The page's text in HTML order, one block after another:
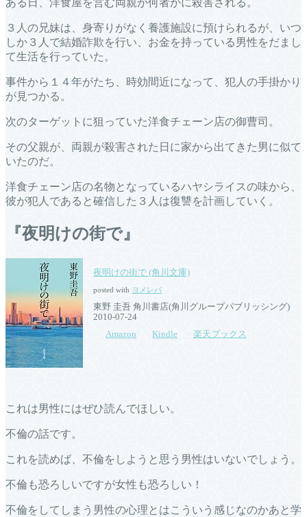
３人の兄妹は、身寄りがなく養護施設に預けられるが、いつ
しか３人で結婚詐欺を行い、お金を持っている男性をだまし
て生活を行っていた。
事件から１４年がたち、時効間近になって、犯人の手掛かり
が見つかる。
次のターゲットに狙っていた洋食チェーン店の御曹司。
その父親が、両親が殺害された日に家から出てきた男に似て
いたのだ。
洋食チェーン店の名物となっているハヤシライスの味から、
彼が犯人であると確信した３人は復讐を計画していく。
『夜明けの街で』
夜明けの街で (角川文庫)
posted with ヨメレバ
東野 圭吾 角川書店(角川グループパブリッシング)
2010-07-24
Amazon
Kindle 楽天ブックス
これは男性にはぜひ読んでほしい。
不倫の話です。
これを読めば、不倫をしようと思う男性はいないでしょう。
不倫も恐ろしいですが女性も恐ろしい！
不倫をしてしまう男性の心理とはこういう感じなのかあと学